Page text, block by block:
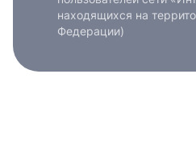
находящихся на
Федерации)